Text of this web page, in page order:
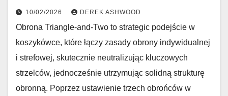
10/02/2026 DEREK ASHWOOD
Obrona Triangle-and-Two to strategic podejście w
koszykówce, które łączy zasady obrony indywidualnej
i strefowej, skutecznie neutralizując kluczowych
strzelców, jednocześnie utrzymując solidną strukturę
obronną. Poprzez ustawienie trzech obrońców w